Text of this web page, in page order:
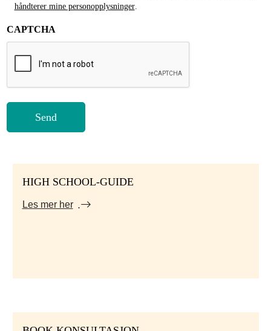
håndterer mine personopplysninger.
CAPTCHA
HIGH SCHOOL-GUIDE
Les mer her